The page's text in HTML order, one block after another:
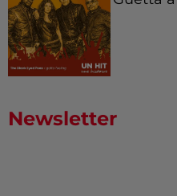
Newsletter